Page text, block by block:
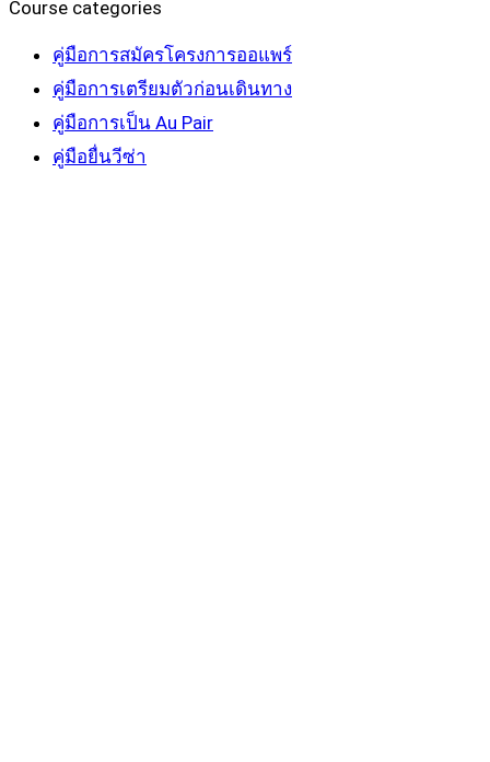
Course categories
คู่มือการสมัครโครงการออแพร์
คู่มือการเตรียมตัวก่อนเดินทาง
คู่มือการเป็น Au Pair
คู่มือยื่นวีซ่า